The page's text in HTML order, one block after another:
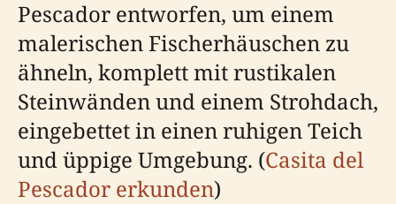
Pescador entworfen, um einem
malerischen Fischerhäuschen zu
ähneln, komplett mit rustikalen
Steinwänden und einem Strohdach,
eingebettet in einen ruhigen Teich
und üppige Umgebung. (Casita del
Pescador erkunden)